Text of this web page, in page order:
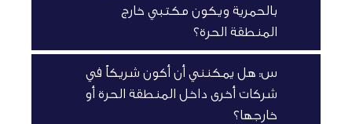
بالحمرية ويكون مكتبي خارج
المنطقة الحرة؟
س: هل يمكنني أن أكون شريكاً في
شركات أخرى داخل المنطقة الحرة أو
خارجها؟